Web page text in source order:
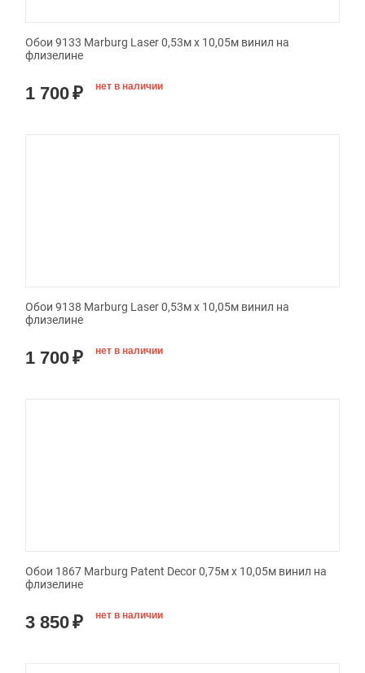
Обои 9133 Marburg Laser 0,53м x 10,05м винил на
флизелине
1 700₽ нет в наличии
Обои 9138 Marburg Laser 0,53м x 10,05м винил на
флизелине
1 700₽ нет в наличии
Обои 1867 Marburg Patent Decor 0,75м x 10,05м винил на
флизелине
3 850₽ нет в наличии